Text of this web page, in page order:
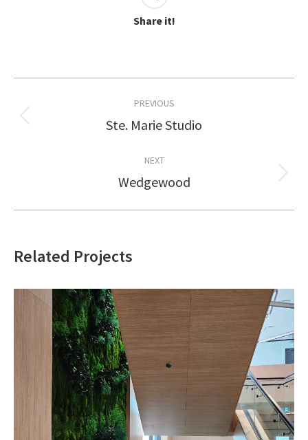
Share it!
navigation
PREVIOUS
Previous
Ste. Marie Studio
NEXT
Next
Wedgewood
Related Projects